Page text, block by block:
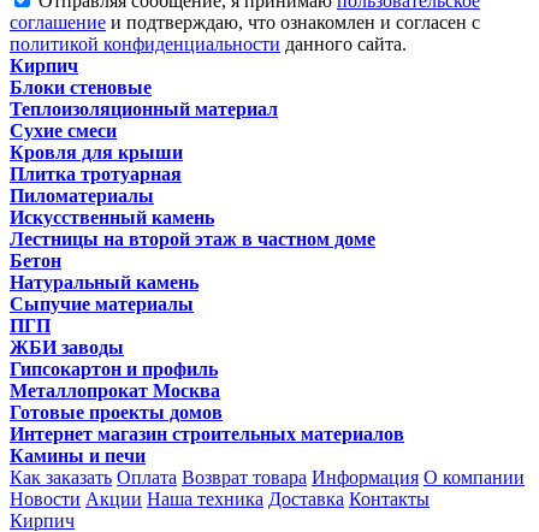
соглашение и подтверждаю, что ознакомлен и согласен с
политикой конфиденциальности данного сайта.
Кирпич
Блоки стеновые
Теплоизоляционный материал
Сухие смеси
Кровля для крыши
Плитка тротуарная
Пиломатериалы
Искусственный камень
Лестницы на второй этаж в частном доме
Бетон
Натуральный камень
Сыпучие материалы
ПГП
ЖБИ заводы
Гипсокартон и профиль
Металлопрокат Москва
Готовые проекты домов
Интернет магазин строительных материалов
Камины и печи
Как заказать Оплата Возврат товара Информация О компании
Новости Акции Наша техника Доставка Контакты
Кирпич